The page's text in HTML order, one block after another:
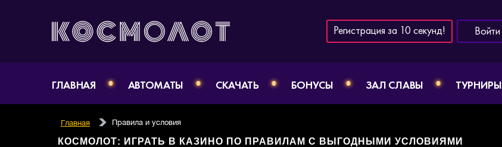
Регистрация за 10 секунд! Войти
ГЛАВНАЯ АВТОМАТЫ СКАЧАТЬ БОНУСЫ ЗАЛ СЛАВЫ ТУРНИРЫ
Главная Правила и условия
КОСМОЛОТ: ИГРАТЬ В КАЗИНО ПО ПРАВИЛАМ С ВЫГОДНЫМИ УСЛОВИЯМИ